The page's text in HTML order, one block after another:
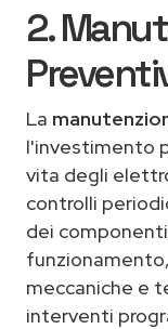
2.
La
l'investimento
vita degli
controlli
dei
meccaniche e
interventi